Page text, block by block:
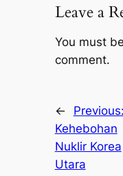
Leave a
You must be
comment.
←
Previous:
Kehebohan
Nuklir Korea
Utara